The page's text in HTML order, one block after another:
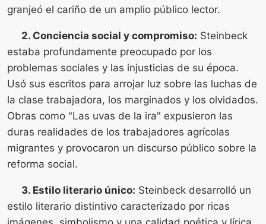
granjeó el cariño de un amplio público lector.
2. Conciencia social y compromiso: Steinbeck
estaba profundamente preocupado por los
problemas sociales y las injusticias de su época.
Usó sus escritos para arrojar luz sobre las luchas de
la clase trabajadora, los marginados y los olvidados.
Obras como "Las uvas de la ira" expusieron las
duras realidades de los trabajadores agrícolas
migrantes y provocaron un discurso público sobre la
reforma social.
3. Estilo literario único: Steinbeck desarrolló un
estilo literario distintivo caracterizado por ricas